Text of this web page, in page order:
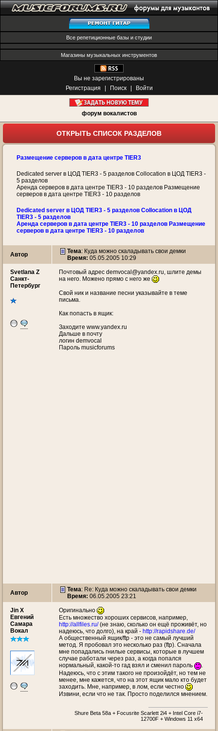
Все репетиционные базы и студии
Магазины музыкальных инструментов
Вы не зарегистрированы
Регистрация
Поиск Войти
форум вокалистов
ОТКРЫТЬ СПИСОК РАЗДЕЛОВ
Размещение серверов в дата центре TIER3
Dedicated server в ЦОД TIER3 - 5 разделов Collocation в ЦОД TIER3 -
5 разделов
Аренда серверов в дата центре TIER3 - 10 разделов Размещение
серверов в дата центре TIER3 - 10 разделов
Dedicated server в ЦОД TIER3 - 5 разделов Collocation в ЦОД
TIER3 - 5 разделов
Аренда серверов в дата центре TIER3 - 10 разделов Размещение
серверов в дата центре TIER3 - 10 разделов
Автор Тема: Куда можно скаладывать свои демки
Время: 05.05.2005 10:29
Svetlana Z
Санкт-
Петербург
Почтовый адрес demvocal@yandex.ru, шлите демы
на него. Можено прямо с него же
Свой ник и название песни указывайте в теме
письма.
Как попасть в ящик:
Заходите www.yandex.ru
Дальше в почту
логин demvocal
Пароль musicforums
Автор Тема: Re: Куда можно скаладывать свои демки
Время: 06.05.2005 23:21
Jin X
Евгений
Самара
Вокал
Оригинально
Есть множество хороших сервисов, например,
http://allfiles.ru/(не знаю, сколько он ещё проживёт, но
надеюсь, что долго), на край - http://rapidshare.de/
А общественный ящик/ftp - это не самый лучший
метод. Я пробовал это несколько раз (ftp). Сначала
мне попадались гнилые сервисы, которые в лучшем
случае работали через раз, а когда попался
нормальный, какой-то гад взял и сменил пароль
.
Надеюсь, что с этим такого не произойдёт, но тем не
менее, мне кажется, что на этот ящик мало кто будет
заходить. Мне, например, в лом, если честно
Извини, если что не так. Просто поделился мнением.
Shure Beta 58a + Focusrite Scarlett 2i4 + Intel Core i7-
12700F + Windows 11 x64